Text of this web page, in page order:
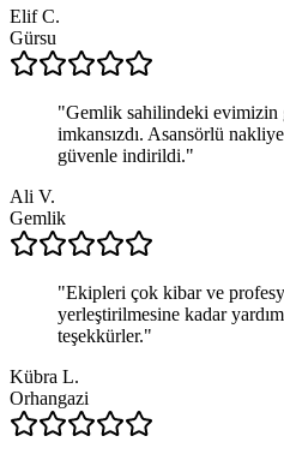
Elif C.
Gürsu
"Gemlik sahilindeki evimizin
imkansızdı. Asansörlü
güvenle indirildi."
Ali V.
Gemlik
"Ekipleri çok kibar ve
yerleştirilmesine kadar
teşekkürler."
Kübra L.
Orhangazi